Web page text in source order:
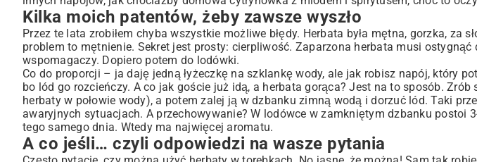
Kilka moich patentów, żeby zawsze wyszło
Przez te lata zrobiłem chyba wszystkie możliwe błędy. Herbata była mętna, gorzka, za
problem to mętnienie. Sekret jest prosty: cierpliwość. Zaparzona herbata musi ostygnąć
wspomagaczy. Dopiero potem do lodówki.
Co do proporcji – ja daję jedną łyżeczkę na szklankę wody, ale jak robisz napój, który
bo lód go rozcieńczy. A co jak goście już idą, a herbata gorąca? Jest na to sposób.
herbaty w połowie wody), a potem zalej ją w dzbanku zimną wodą i dorzuć lód. Taki
awaryjnych sytuacjach. A przechowywanie? W lodówce w zamkniętym dzbanku postoi
tego samego dnia. Wtedy ma najwięcej aromatu.
A co jeśli… czyli odpowiedzi na wasze pytania